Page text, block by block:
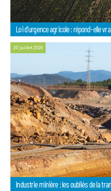
Loi d'urgence agricole : répond-elle
Industrie minière : les oubliés de la
20 juillet 2026